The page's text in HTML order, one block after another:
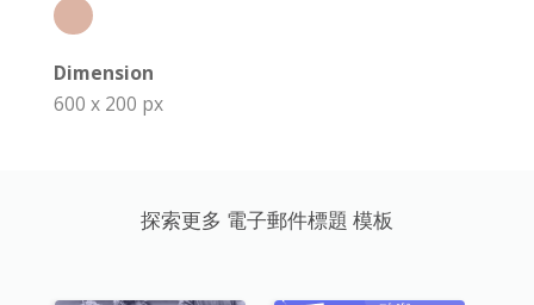
Dimension
600 x 200 px
探索更多 電子郵件標題 模板